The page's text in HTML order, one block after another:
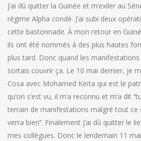
j’ai dû quitter la Guinée et m’exiler au
régime Alpha condé. J’ai subi deux
cette bastonnade. À mon retour en
ils ont été nommés à des plus hautes
plus tard. Donc quand les
sortais couvrir ça. Le 10 mai dernier, je
Cosa avec Mohamed Keïta qui est le
qu’on s’est vu, il m’a reconnu et m’a dit
terrain de manifestations malgré tout ce
verra bien’’. Finalement j’ai dû quitter le
mes collègues. Donc le lendemain 11